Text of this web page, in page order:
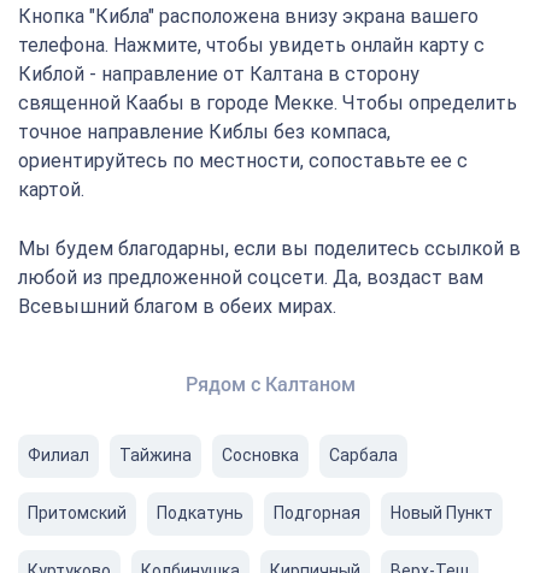
Кнопка "Кибла" расположена внизу экрана вашего
телефона. Нажмите, чтобы увидеть онлайн карту с
Киблой - направление от Калтана в сторону
священной Каабы в городе Мекке. Чтобы определить
точное направление Киблы без компаса,
ориентируйтесь по местности, сопоставьте ее с
картой.
Мы будем благодарны, если вы поделитесь ссылкой в
любой из предложенной соцсети. Да, воздаст вам
Всевышний благом в обеих мирах.
Рядом с Калтаном
Филиал Тайжина Сосновка Сарбала
Притомский Подкатунь Подгорная Новый Пункт